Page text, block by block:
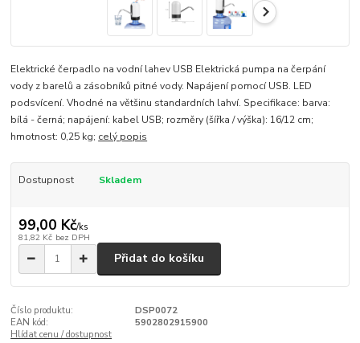
Elektrické čerpadlo na vodní lahev USB Elektrická pumpa na čerpání
vody z barelů a zásobníků pitné vody. Napájení pomocí USB. LED
podsvícení. Vhodné na většinu standardních lahví. Specifikace: barva:
bílá - černá; napájení: kabel USB; rozměry (šířka / výška): 16/12 cm;
hmotnost: 0,25 kg; celý popis
Dostupnost Skladem
99,00 Kč/ks
81,82 Kč bez DPH
Přidat do košíku
Číslo produktu:
DSP0072
EAN kód:
5902802915900
Hlídat cenu / dostupnost